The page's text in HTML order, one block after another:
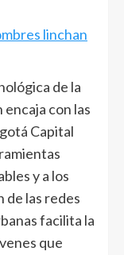
linchan
de la
encaja con las
Capital
y a los
de las redes
facilita la
que